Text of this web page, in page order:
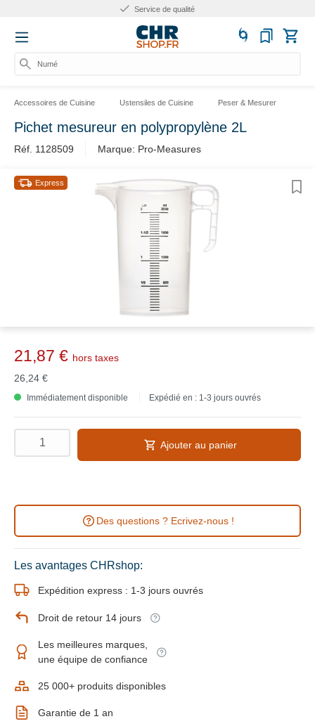
Service de qualité
Numéro
Accessoires de Cuisine Ustensiles de Cuisine Peser & Mesurer
Pichet mesureur en polypropylène 2L
Réf. 1128509 Marque: Pro-Measures
Express
21,87 € hors taxes
26,24 €
Immédiatement disponible Expédié en : 1-3 jours ouvrés
Ajouter au panier
Des questions ? Ecrivez-nous !
Les avantages CHRshop:
Expédition express : 1-3 jours ouvrés
Droit de retour 14 jours
Les meilleures marques,
une équipe de confiance
25 000+ produits disponibles
Garantie de 1 an